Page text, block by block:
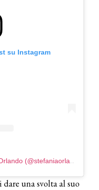
su Instagram
Un post condiviso da Stefania Orlando (@stefaniaorlando1)
una svolta al suo